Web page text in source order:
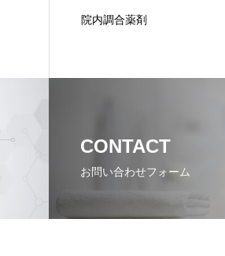
院内調合薬剤
CONTACT
お問い合わせフォーム